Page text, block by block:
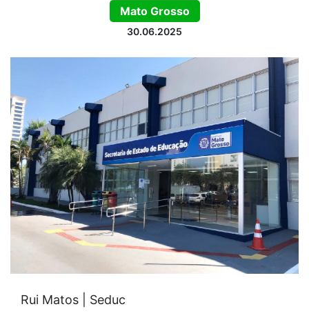
Mato Grosso
30.06.2025
Rui Matos | Seduc